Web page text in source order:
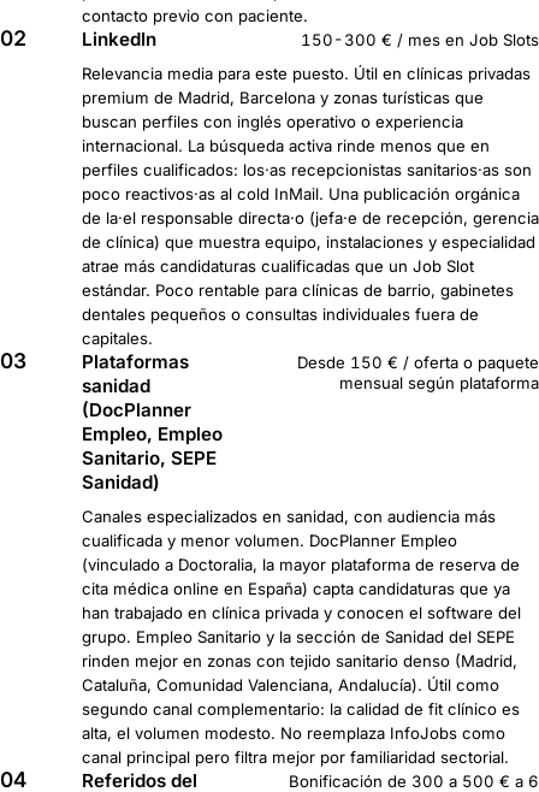
contacto previo con paciente.
02 LinkedIn
150-300 € / mes en Job Slots
Relevancia media para este puesto. Útil en clínicas privadas
premium de Madrid, Barcelona y zonas turísticas que
buscan perfiles con inglés operativo o experiencia
internacional. La búsqueda activa rinde menos que en
perfiles cualificados: los·as recepcionistas sanitarios·as son
poco reactivos·as al cold InMail. Una publicación orgánica
de la·el responsable directa·o (jefa·e de recepción, gerencia
de clínica) que muestra equipo, instalaciones y especialidad
atrae más candidaturas cualificadas que un Job Slot
estándar. Poco rentable para clínicas de barrio, gabinetes
dentales pequeños o consultas individuales fuera de
capitales.
03
Plataformas
sanidad
(DocPlanner
Empleo, Empleo
Sanitario, SEPE
Sanidad)
Desde 150 € / oferta o paquete
mensual según plataforma
Canales especializados en sanidad, con audiencia más
cualificada y menor volumen. DocPlanner Empleo
(vinculado a Doctoralia, la mayor plataforma de reserva de
cita médica online en España) capta candidaturas que ya
han trabajado en clínica privada y conocen el software del
grupo. Empleo Sanitario y la sección de Sanidad del SEPE
rinden mejor en zonas con tejido sanitario denso (Madrid,
Cataluña, Comunidad Valenciana, Andalucía). Útil como
segundo canal complementario: la calidad de fit clínico es
alta, el volumen modesto. No reemplaza InfoJobs como
canal principal pero filtra mejor por familiaridad sectorial.
04
Referidos del
Bonificación de 300 a 500 € a 6